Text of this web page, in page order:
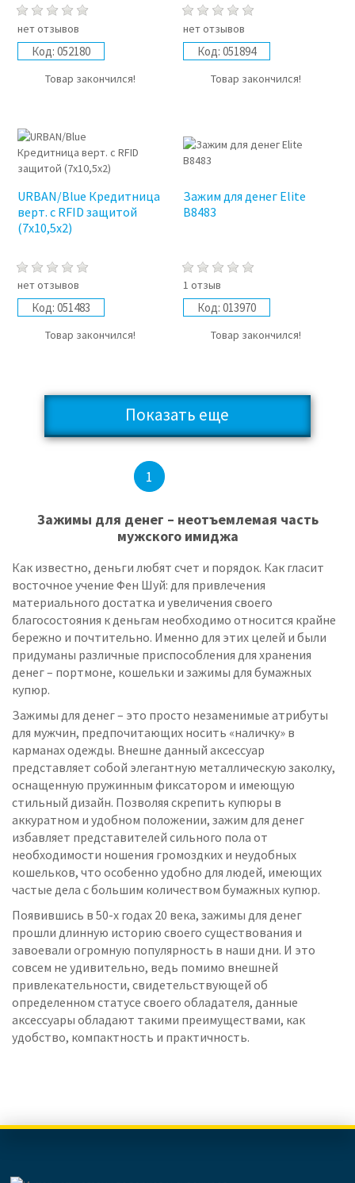
нет отзывов
Код: 052180
Товар закончился!
нет отзывов
Код: 051894
Товар закончился!
URBAN/Blue Кредитница
верт. с RFID защитой
(7x10,5x2)
нет отзывов
Код: 051483
Товар закончился!
Зажим для денег Elite
B8483
1 отзыв
Код: 013970
Товар закончился!
Показать еще
1
Зажимы для денег – неотъемлемая часть
мужского имиджа
Как известно, деньги любят счет и порядок. Как гласит
восточное учение Фен Шуй: для привлечения
материального достатка и увеличения своего
благосостояния к деньгам необходимо относится крайне
бережно и почтительно. Именно для этих целей и были
придуманы различные приспособления для хранения
денег – портмоне, кошельки и зажимы для бумажных
купюр.
Зажимы для денег – это просто незаменимые атрибуты
для мужчин, предпочитающих носить «наличку» в
карманах одежды. Внешне данный аксессуар
представляет собой элегантную металлическую заколку,
оснащенную пружинным фиксатором и имеющую
стильный дизайн. Позволяя скрепить купюры в
аккуратном и удобном положении, зажим для денег
избавляет представителей сильного пола от
необходимости ношения громоздких и неудобных
кошельков, что особенно удобно для людей, имеющих
частые дела с большим количеством бумажных купюр.
Появившись в 50-х годах 20 века, зажимы для денег
прошли длинную историю своего существования и
завоевали огромную популярность в наши дни. И это
совсем не удивительно, ведь помимо внешней
привлекательности, свидетельствующей об
определенном статусе своего обладателя, данные
аксессуары обладают такими преимуществами, как
удобство, компактность и практичность.